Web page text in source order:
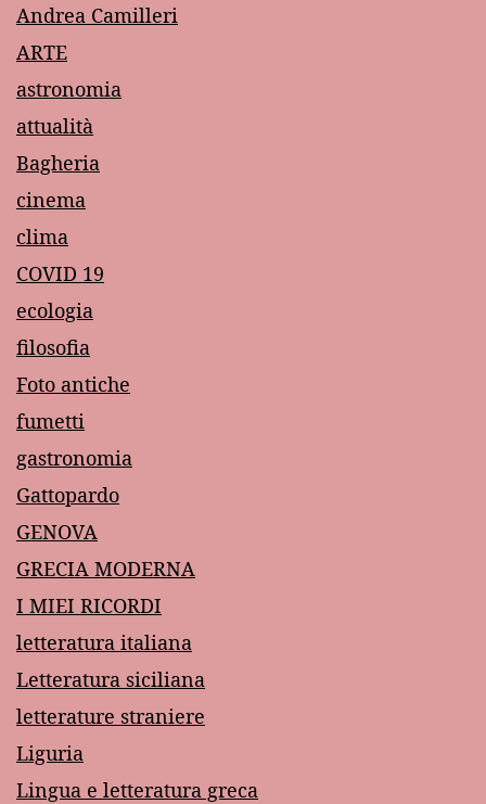
Andrea Camilleri
ARTE
astronomia
attualità
Bagheria
cinema
clima
COVID 19
ecologia
filosofia
Foto antiche
fumetti
gastronomia
Gattopardo
GENOVA
GRECIA MODERNA
I MIEI RICORDI
letteratura italiana
Letteratura siciliana
letterature straniere
Liguria
Lingua e letteratura greca